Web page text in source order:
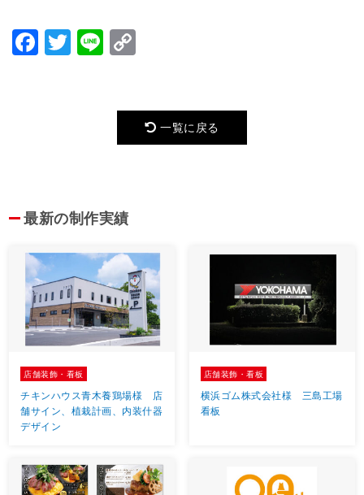
Facebook
Twitter
Line
一覧に戻る
最新の制作実績
店舗装飾・看板
チキンハウス青木養鶏場様 店
舗サイン、植栽計画、内装什器
デザイン
店舗装飾・看板
横浜ゴム株式会社様 三島工場
看板